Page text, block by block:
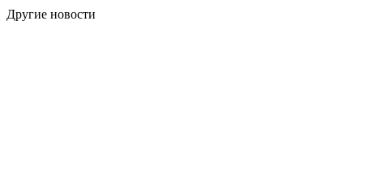
Другие новости